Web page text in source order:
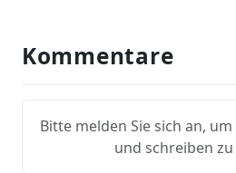
Kommentare
Bitte melden Sie sich an,
und schreiben